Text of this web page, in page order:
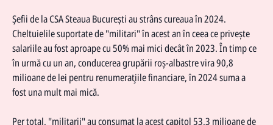
Şefii de la CSA Steaua Bucureşti au strâns cureaua în 2024.
Cheltuielile suportate de "militari" în acest an în ceea ce priveşte
salariile au fost aproape cu 50% mai mici decât în 2023. În timp ce
în urmă cu un an, conducerea grupării roş-albastre vira 90,8
milioane de lei pentru renumeraţiile financiare, în 2024 suma a
fost una mult mai mică.
Per total, "militarii" au consumat la acest capitol 53,3 milioane de